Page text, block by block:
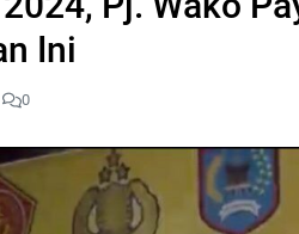
Ini
0